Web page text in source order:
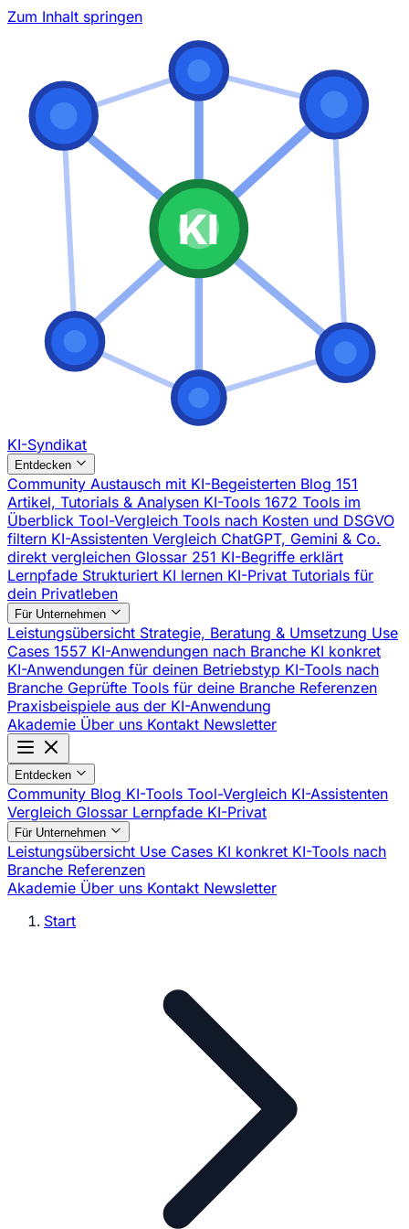
Zum Inhalt springen
KI
KI-Syndikat
Entdecken
Community Austausch mit KI-Begeisterten Blog 151
Artikel, Tutorials & Analysen KI-Tools 1672 Tools im
Überblick Tool-Vergleich Tools nach Kosten und DSGVO
filtern KI-Assistenten Vergleich ChatGPT, Gemini & Co.
direkt vergleichen Glossar 251 KI-Begriffe erklärt
Lernpfade Strukturiert KI lernen KI-Privat Tutorials für
dein Privatleben
Für Unternehmen
Leistungsübersicht Strategie, Beratung & Umsetzung Use
Cases 1557 KI-Anwendungen nach Branche KI konkret
KI-Anwendungen für deinen Betriebstyp KI-Tools nach
Branche Geprüfte Tools für deine Branche Referenzen
Praxisbeispiele aus der KI-Anwendung
Akademie Über uns Kontakt Newsletter
Entdecken
Community Blog KI-Tools Tool-Vergleich KI-Assistenten
Vergleich Glossar Lernpfade KI-Privat
Für Unternehmen
Leistungsübersicht Use Cases KI konkret KI-Tools nach
Branche Referenzen
Akademie Über uns Kontakt Newsletter
Start